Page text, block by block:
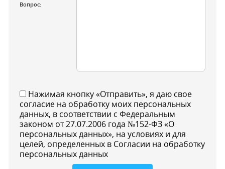
Вопрос:
Нажимая кнопку «Отправить», я даю свое
согласие на обработку моих персональных
данных, в соответствии с Федеральным
законом от 27.07.2006 года №152-ФЗ «О
персональных данных», на условиях и для
целей, определенных в Согласии на обработку
персональных данных